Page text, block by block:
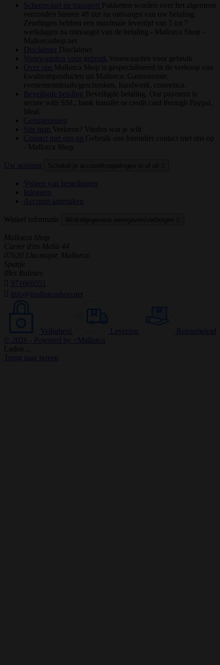
Scheepvaart en transport Pakketten worden over het algemeen
verzonden binnen 48 uur na ontvangst van uw betaling.
Zendingen hebben een maximale levertijd van 5 tot 7
werkdagen na ontvangst van de betaling - Mallorca Shop -
Mallorcashop.net
Disclaimer
Disclaimer
Voorwaarden voor gebruik Voorwaarden voor gebruik
Over ons Mallorca Shop is gespecialiseerd in de verkoop van
kwaliteitsproducten uit Mallorca: Gastronomie,
evenementdetails/geschenken, handwerk, cosmetica.
Beveiligde betaling Beveiligde betaling. Our payment is
secure with SSL, bank transfer or credit card through Paypal,
Ideal.
Getuigenissen
Site map Verloren? Vinden wat je wilt
Contact met ons op Gebruik ons formulier contact met ons op
- Mallorca Shop
Uw account
Volgen van bestellingen
Inloggen
Account aanmaken
Winkel informatie
Mallorca Shop
Carrer d'en Melià 44
07620 Llucmajor, Mallorca.
Spanje
Illes Balears
971669551
info@mallorcashop.net
Veiligheid Levering
Retourbeleid
© 2026 - Powered by +Mallorca
Laden ...
Terug naar boven